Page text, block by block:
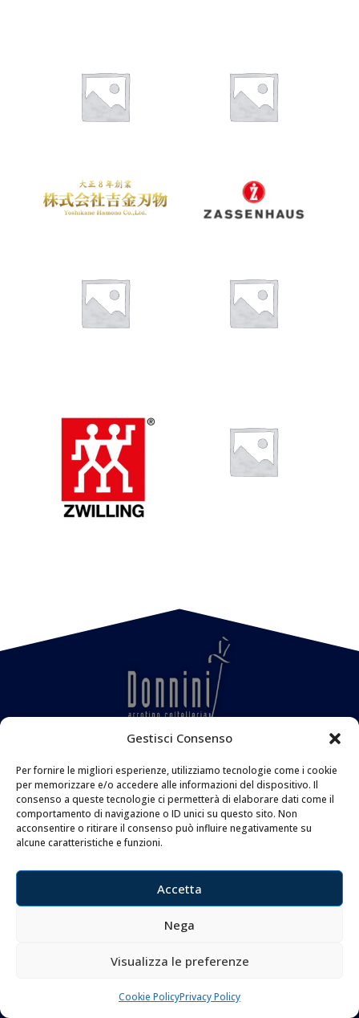
Gestisci Consenso
Per fornire le migliori esperienze, utilizziamo tecnologie come i cookie
per memorizzare e/o accedere alle informazioni del dispositivo. Il
consenso a queste tecnologie ci permetterà di elaborare dati come il
comportamento di navigazione o ID unici su questo sito. Non
acconsentire o ritirare il consenso può influire negativamente su
alcune caratteristiche e funzioni.
Accetta
Nega
Visualizza le preferenze
Cookie PolicyPrivacy Policy
MENU
FAQ
Privacy Policy
CONTATTI
di Leonardo e Silvia Donnini
Via Giovanni Lanza, 70 – 50136 FIRENZE